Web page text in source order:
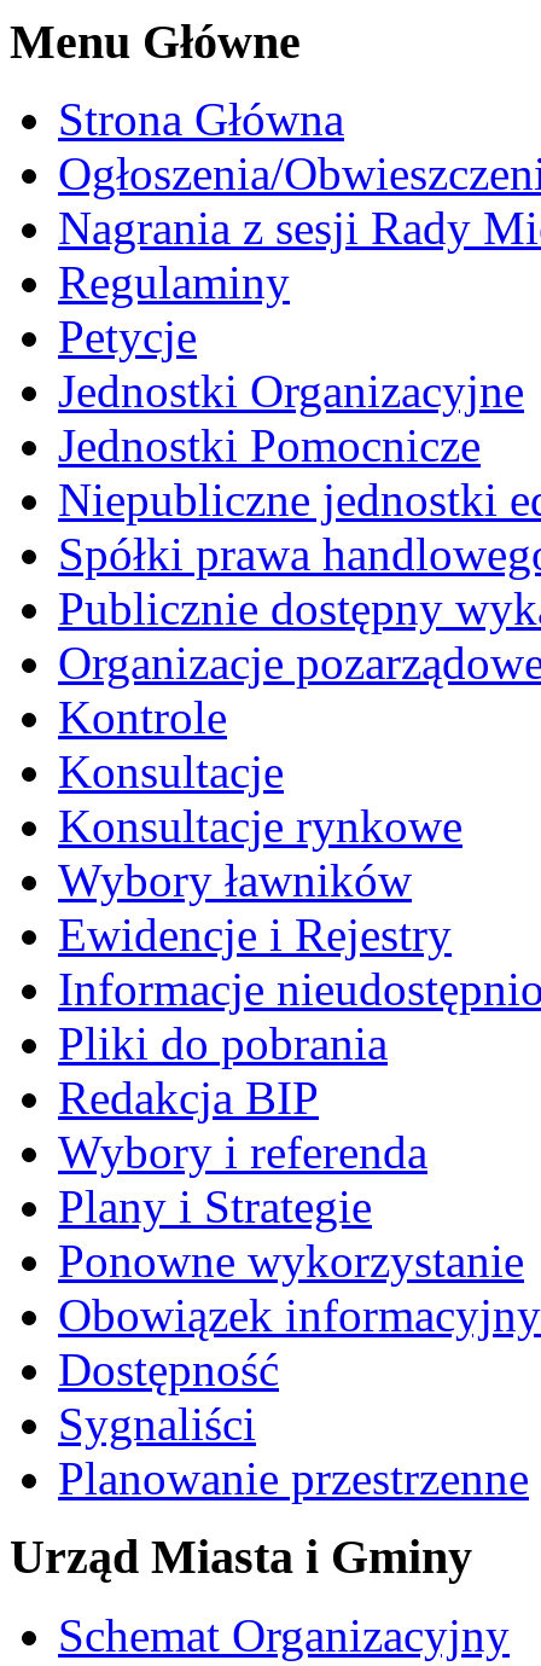
Menu Główne
Strona Główna
Ogłoszenia/
Nagrania z sesji Rady
Regulaminy
Petycje
Jednostki Organizacyjne
Jednostki Pomocnicze
Niepubliczne jednostki
Spółki prawa
Publicznie dostępny
Organizacje
Kontrole
Konsultacje
Konsultacje rynkowe
Wybory ławników
Ewidencje i Rejestry
Informacje
Pliki do pobrania
Redakcja BIP
Wybory i referenda
Plany i Strategie
Ponowne wykorzystanie
Obowiązek informacyjny
Dostępność
Sygnaliści
Planowanie przestrzenne
Urząd Miasta i Gminy
Schemat Organizacyjny